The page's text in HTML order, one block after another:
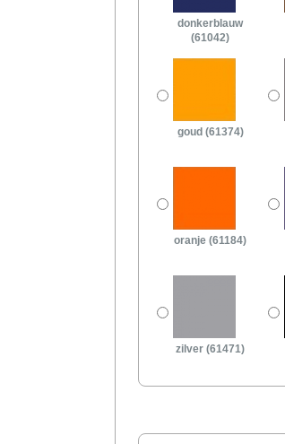
donkerblauw
(61042)
goud (61374)
oranje (61184)
zilver (61471)